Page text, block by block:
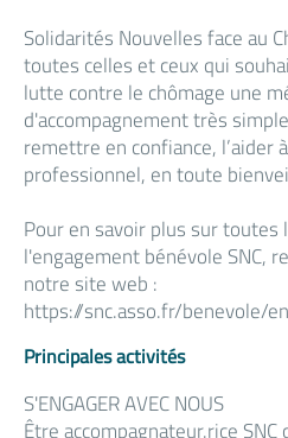
Solidarités Nouvelles face au
toutes celles et ceux qui
lutte contre le chômage une
d'accompagnement très
remettre en confiance, l’aider
professionnel, en toute
Pour en savoir plus sur toutes
l'engagement bénévole SNC,
notre site web :
https://snc.asso.fr/benevole/
Principales activités
S'ENGAGER AVEC NOUS
Être accompagnateur.rice